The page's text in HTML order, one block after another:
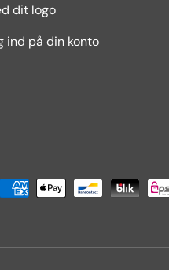
dit logo
ind på din konto
betalingsmetoder